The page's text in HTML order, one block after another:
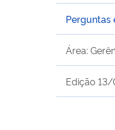
Perguntas
Área:
Edição